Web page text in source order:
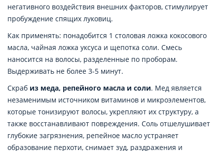
негативного воздействия внешних факторов, стимулирует
пробуждение спящих луковиц.
Как применять: понадобится 1 столовая ложка кокосового
масла, чайная ложка уксуса и щепотка соли. Смесь
наносится на волосы, разделенные по проборам.
Выдерживать не более 3-5 минут.
Скраб из меда, репейного масла и соли. Мед является
незаменимым источником витаминов и микроэлементов,
которые тонизируют волосы, укрепляют их структуру, а
также восстанавливают повреждения. Соль отшелушивает
глубокие загрязнения, репейное масло устраняет
образование перхоти, снимает зуд, раздражения и